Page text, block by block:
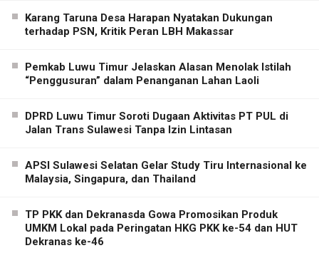
Karang Taruna Desa Harapan Nyatakan Dukungan
terhadap PSN, Kritik Peran LBH Makassar
Pemkab Luwu Timur Jelaskan Alasan Menolak Istilah
“Penggusuran” dalam Penanganan Lahan Laoli
DPRD Luwu Timur Soroti Dugaan Aktivitas PT PUL di
Jalan Trans Sulawesi Tanpa Izin Lintasan
APSI Sulawesi Selatan Gelar Study Tiru Internasional ke
Malaysia, Singapura, dan Thailand
TP PKK dan Dekranasda Gowa Promosikan Produk
UMKM Lokal pada Peringatan HKG PKK ke-54 dan HUT
Dekranas ke-46